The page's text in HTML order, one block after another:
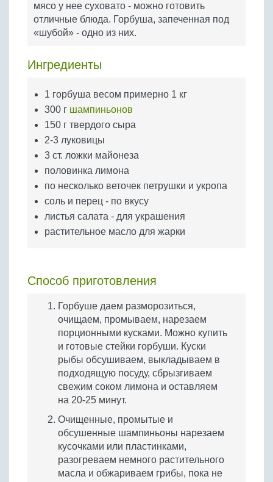
Бобовые
Яйца
мясо у нее суховато - можно готовить
отличные блюда. Горбуша, запеченная под
«шубой» - одно из них.
Ингредиенты
1 горбуша весом примерно 1 кг
300 г шампиньонов
150 г твердого сыра
2-3 луковицы
3 ст. ложки майонеза
половинка лимона
по несколько веточек петрушки и укропа
соль и перец - по вкусу
листья салата - для украшения
растительное масло для жарки
Способ приготовления
Горбуше даем разморозиться,
очищаем, промываем, нарезаем
порционными кусками. Можно купить
и готовые стейки горбуши. Куски
рыбы обсушиваем, выкладываем в
подходящую посуду, сбрызгиваем
свежим соком лимона и оставляем
на 20-25 минут.
Очищенные, промытые и
обсушенные шампиньоны нарезаем
кусочками или пластинками,
разогреваем немного растительного
масла и обжариваем грибы, пока не